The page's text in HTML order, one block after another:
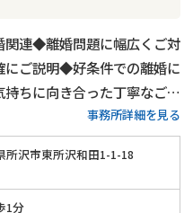
連◆離婚問題に幅広くご対
ご説明◆好条件での離婚に
ちに向き合った丁寧なご対
の相談も可◆「東所沢駅」
事務所詳細を見る
所沢市東所沢和田1-1-18
1分